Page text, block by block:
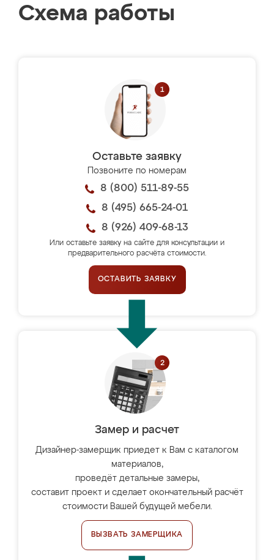
Схема работы
Оставьте заявку
Позвоните по номерам
8 (800) 511-89-55
8 (495) 665-24-01
8 (926) 409-68-13
Или оставьте заявку на сайте для консультации и
предварительного расчёта стоимости.
ОСТАВИТЬ ЗАЯВКУ
Замер и расчет
Дизайнер-замерщик приедет к Вам с каталогом
материалов,
проведёт детальные замеры,
составит проект и сделает окончательный расчёт
стоимости Вашей будущей мебели.
ВЫЗВАТЬ ЗАМЕРЩИКА